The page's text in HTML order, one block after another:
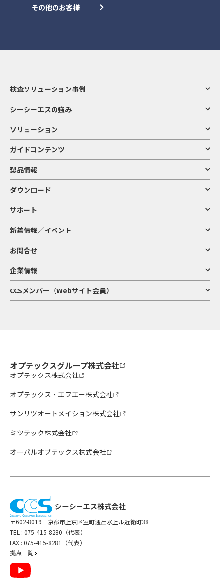
その他のお客様
検査ソリューション事例
シーシーエスの強み
ソリューション
ガイドコンテンツ
製品情報
ダウンロード
サポート
新着情報／イベント
お問合せ
企業情報
CCSメンバー（Webサイト会員）
オプテックスグループ株式会社
オプテックス株式会社
オプテックス・エフエー株式会社
サンリツオートメイション株式会社
ミツテック株式会社
オーパルオプテックス株式会社
〒602-8019 京都市上京区室町通出水上ル近衛町38
TEL : 075-415-8280（代表）
FAX : 075-415-8281（代表）
拠点一覧